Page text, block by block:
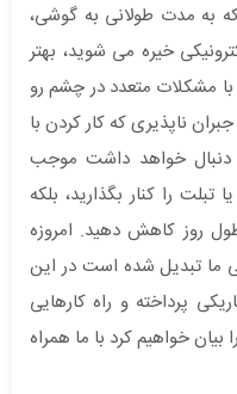
که به مدت طولانی به گوشی،
خیره می شوید، بهتر
با مشکلات متعدد در چشم رو
ناپذیری که کار کردن با
دنبال خواهد داشت موجب
را کنار بگذارید، بلکه
روز کاهش دهید. امروزه
ما تبدیل شده است در این
پرداخته و راه کارهایی
خواهیم کرد با ما همراه